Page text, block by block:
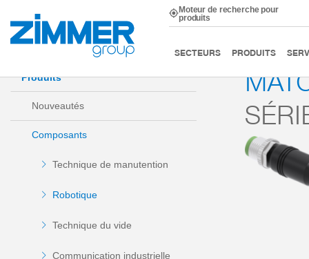
Moteur de recherche pour
produits
SECTEURS PRODUITS
Démarrage Produits Composants Robotique
Produits
Nouveautés
Composants
Technique de manutention
Robotique
Technique du vide
Communication industrielle